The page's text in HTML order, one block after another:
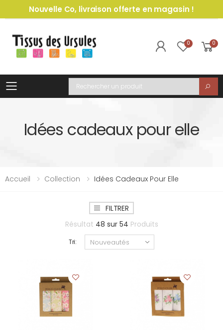
Nouvelle Co, livraison offerte en magasin !
0 0
Toggle mobile menu
Recherche
Idées cadeaux pour elle
Accueil Collection Idées Cadeaux Pour Elle
FILTRER
Résultat 48 sur 54 Produits
Tri: